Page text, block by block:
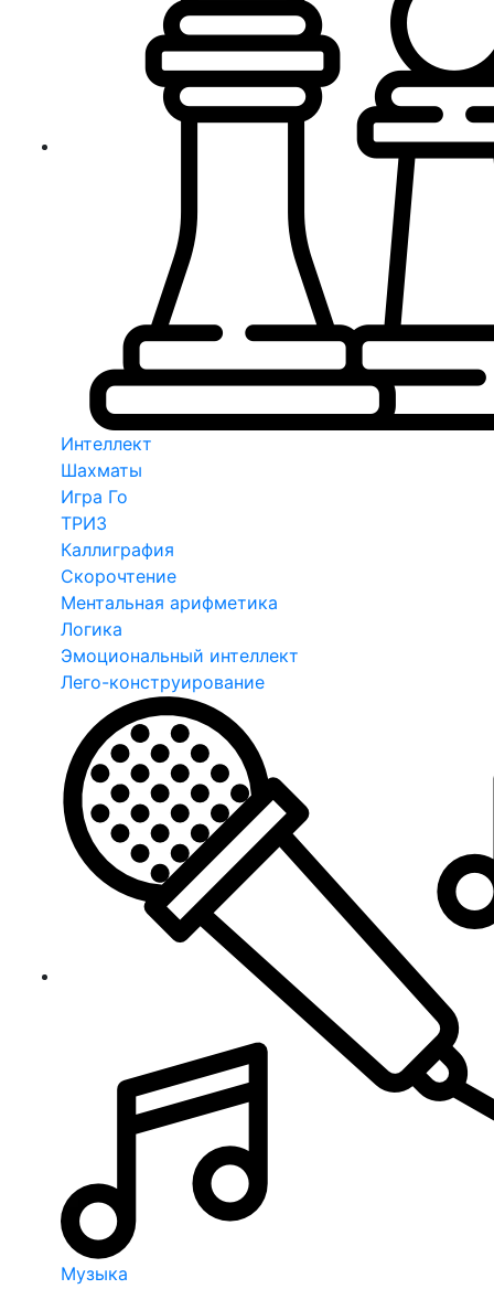
Интеллект
Шахматы
Игра Го
ТРИЗ
Каллиграфия
Скорочтение
Ментальная арифметика
Логика
Эмоциональный интеллект
Лего-конструирование
Музыка